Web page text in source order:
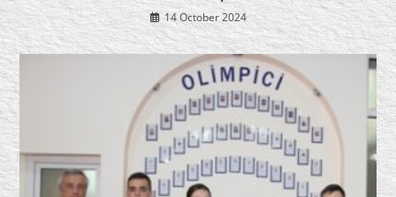
14 October 2024